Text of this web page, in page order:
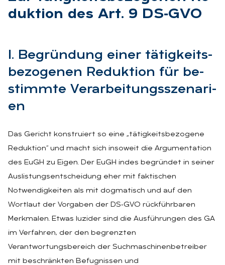
duk­ti­on des Art. 9 DS‑G­VO
I. Be­grün­dung ei­ner tä­tig­keits­
be­zo­ge­nen Re­duk­ti­on für be­
stimm­te Ver­ar­bei­tungs­sze­na­ri­
en
Das Gericht konstruiert so eine „tätigkeitsbezogene
Reduktion“ und macht sich insoweit die Argumentation
des EuGH zu Eigen. Der EuGH indes begründet in seiner
Auslistungsentscheidung eher mit faktischen
Notwendigkeiten als mit dogmatisch und auf den
Wortlaut der Vorgaben der DS‑GVO rückführbaren
Merkmalen. Etwas luzider sind die Ausführungen des GA
im Verfahren, der den begrenzten
Verantwortungsbereich der Suchmaschinenbetreiber
mit beschränkten Befugnissen und